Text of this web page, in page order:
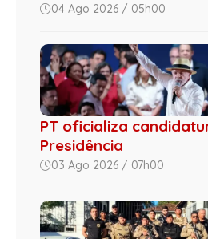
04 Ago 2026 / 05h00
PT oficializa
Presidência
03 Ago 2026 / 07h00